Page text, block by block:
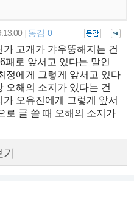
동감 0
고개가 갸우뚱해지는 건
패로 앞서고 있다는 말인
정에게 그렇게 앞서고 있다
오해의 소지가 있다는 건
오유진에게 그렇게 앞서
로 글 쓸 때 오해의 소지가
기